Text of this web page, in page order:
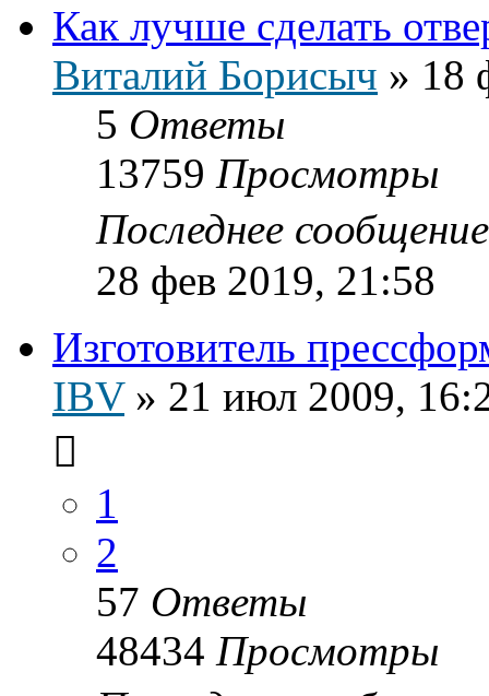
Как лучше сделать
Виталий Борисыч » 18
5 Ответы
13759 Просмотры
Последнее
28 фев 2019, 21:58
Изготовитель
IBV» 21 июл 2009,
1
2
57 Ответы
48434 Просмотры